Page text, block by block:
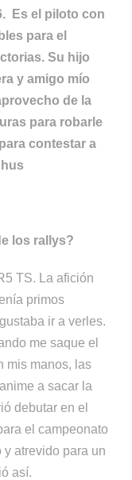
Es el piloto con
para el
Su hijo
y amigo mío
de la
para robarle
contestar a
los rallys?
TS. La afición
primos
ir a verles.
me saque el
mis manos, las
a sacar la
debutar en el
el campeonato
atrevido para un
así.